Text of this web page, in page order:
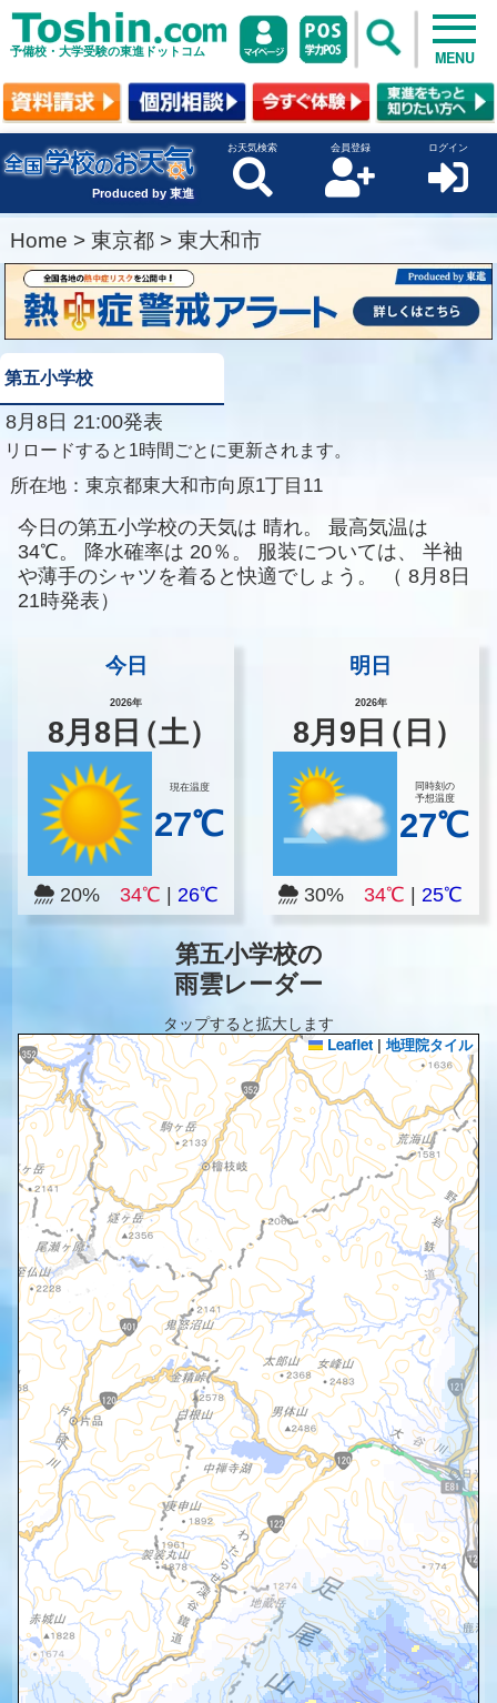
予備校・大学受験の東進ドットコム MENU
Produced by 東進
お天気検索 会員登録 ログイン
Home > 東京都 > 東大和市
第五小学校
8月8日 21:00発表
リロードすると1時間ごとに更新されます。
所在地： 東京都東大和市向原1丁目11
今日の第五小学校の天気は 晴れ。
最高気温は
34℃。
降水確率は 20％。 服装については、
半袖
や薄手のシャツを着ると快適でしょう。
（ 8月8日
21時発表）
今日
2026年
8月8 日（土）
現在温度
27℃
20% 34℃ 26℃
明日
2026年
8月 9 日（日）
同時刻の
予想温度
27℃
30%34℃ |25℃
第五小学校の
雨雲レーダー
タップすると拡大します
Leaflet | 地理院タイル